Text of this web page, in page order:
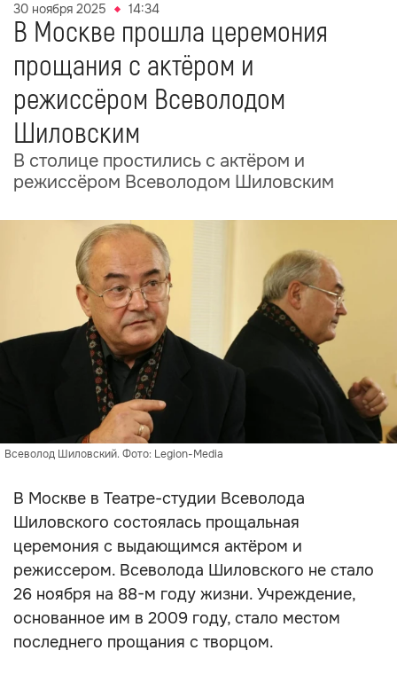
30 ноября 2025 14:34
В Москве прошла церемония
прощания с актёром и
режиссёром Всеволодом
Шиловским
В столице простились с актёром и
режиссёром Всеволодом Шиловским
Всеволод Шиловский. Фото: Legion-Media
В Москве в Театре-студии Всеволода
Шиловского состоялась прощальная
церемония с выдающимся актёром и
режиссером. Всеволода Шиловского не стало
26 ноября на 88-м году жизни. Учреждение,
основанное им в 2009 году, стало местом
последнего прощания с творцом.